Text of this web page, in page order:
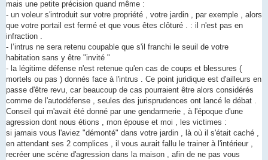
g
n
o
l
u
mais une petite précision quand même :
- un voleur s'introduit sur votre propriété , votre jardin , par exemple , alors
que votre portail est fermé et que vous êtes clôturé . : il n'est pas en
infraction .
- l’intrus ne sera retenu coupable que s'il franchi le seuil de votre
habitation sans y être "invité "
- la légitime défense n'est retenue qu'en cas de coups et blessures (
mortels ou pas ) donnés face à l'intrus . Ce point juridique est d'ailleurs en
passe d'être revu, car beaucoup de cas pourraient être alors considérés
comme de l'autodéfense , seules des jurisprudences ont lancé le débat .
Conseil qui m'avait été donné par une gendarmerie , à l'époque d'une
agression dont nous étions , mon épouse et moi , les victimes :
si jamais vous l'aviez "démonté" dans votre jardin , là où il s'était caché ,
en attendant ses 2 complices , il vous aurait fallu le trainer à l'intérieur ,
recréer une scène d'agression dans la maison , afin de ne pas vous